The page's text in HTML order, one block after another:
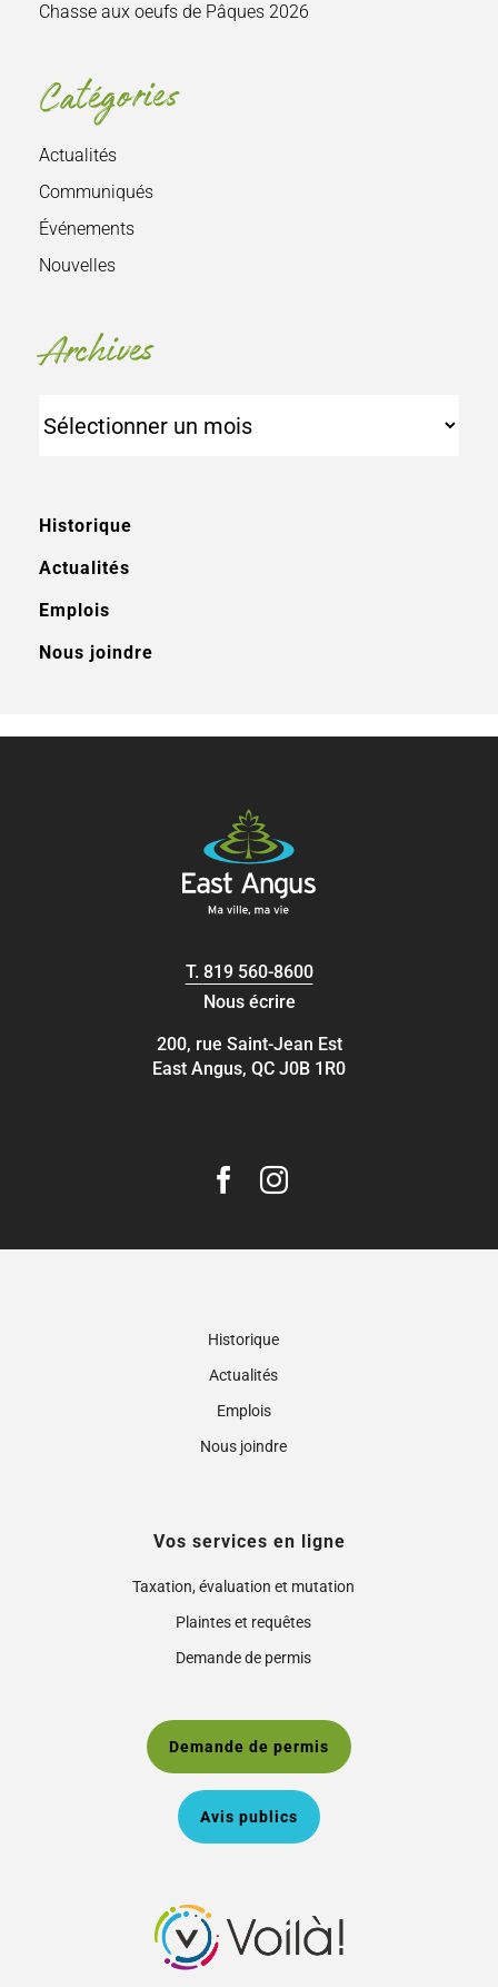
Chasse aux oeufs de Pâques 2026
Catégories
Actualités
Communiqués
Événements
Nouvelles
Archives
Historique
Actualités
Emplois
Nous joindre
T. 819 560-8600
Nous écrire
200, rue Saint-Jean Est
East Angus, QC J0B 1R0
Historique
Actualités
Emplois
Nous joindre
Vos services en ligne
Taxation, évaluation et mutation
Plaintes et requêtes
Demande de permis
Demande de permis
Avis publics